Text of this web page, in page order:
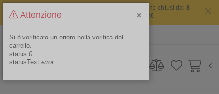
Il sito non chiude mai ma i nostri uffici saranno chiusi dal8
agosto 2026 al 16 agosto 2026
Area Riservata
Attenzione ×
Si è verificato un errore nella verifica del
carrello.
status:0
statusText:error